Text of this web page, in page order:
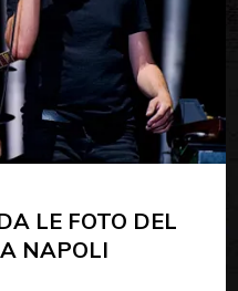
LE FOTO DEL
NAPOLI